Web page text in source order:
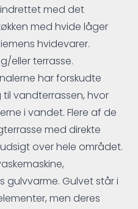
indrettet med det
med hvide låger
hvidevarer.
eller terrasse.
har forskudte
vandterrassen, hvor
i vandet. Flere af de
med direkte
over hele området.
gulvvarme. Gulvet står i
men deres